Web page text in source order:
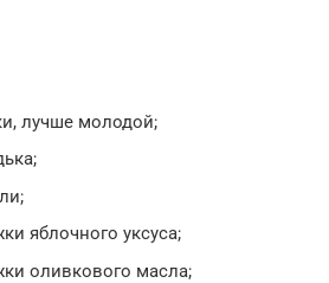
лучше молодой;
яблочного уксуса;
оливкового масла;